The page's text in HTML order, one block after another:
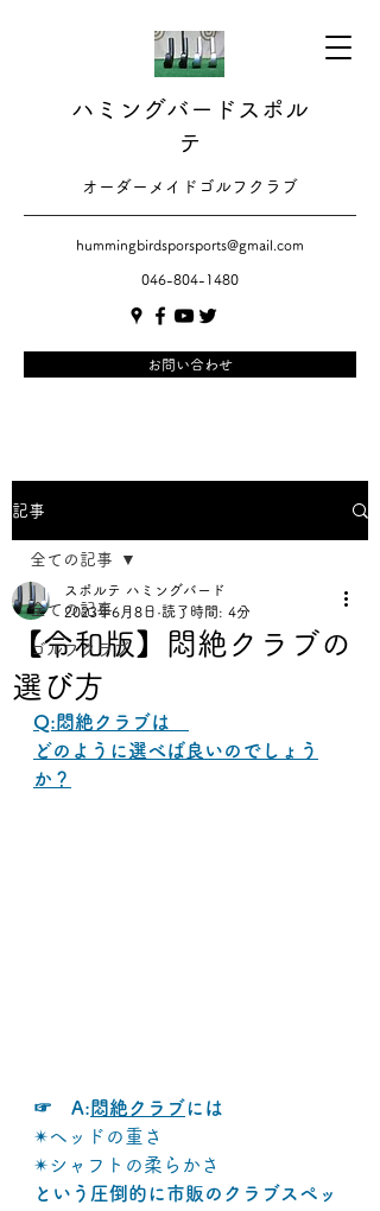
ハミングバードスポル
テ
​​オーダーメイドゴルフクラブ
hummingbirdsporsports@gmail.com
046-804-1480
お問い合わせ
記事
全ての記事
ゴルフクラブ
全ての記事
【令和版】悶絶クラブの
選び方
スポルテ ハミングバード
2023年6月8日 読了時間: 4分
Q:悶絶クラブは
どのように選べば良いのでしょう
か？
☞　A: 悶絶クラブには
✴ヘッドの重さ
✴シャフトの柔らかさ
という圧倒的に市販のクラブスペッ